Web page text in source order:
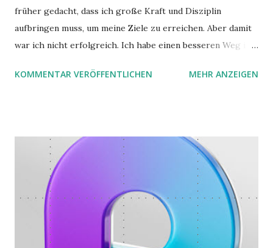
früher gedacht, dass ich große Kraft und Disziplin
aufbringen muss, um meine Ziele zu erreichen. Aber damit
war ich nicht erfolgreich. Ich habe einen besseren Weg in
möchte. Darin habe ich zwei gute Begründungen gefunden,
KOMMENTAR VERÖFFENTLICHEN MEHR ANZEIGEN